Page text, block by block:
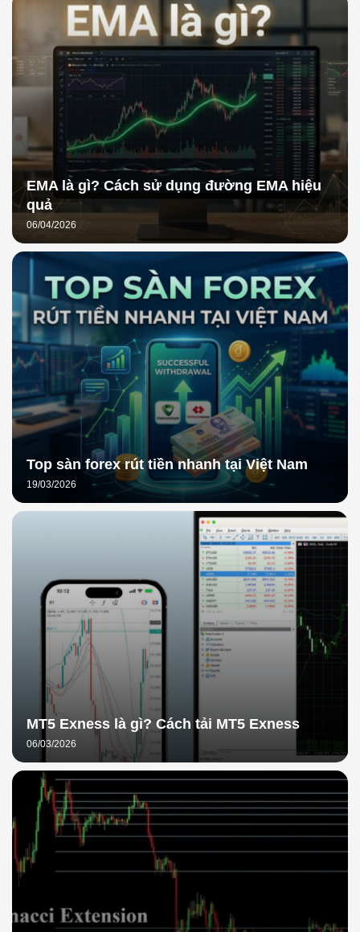
EMA là gì? Cách sử dụng đường EMA hiệu
quả
06/04/2026
Top sàn forex rút tiền nhanh tại Việt Nam
19/03/2026
MT5 Exness là gì? Cách tải MT5 Exness
06/03/2026